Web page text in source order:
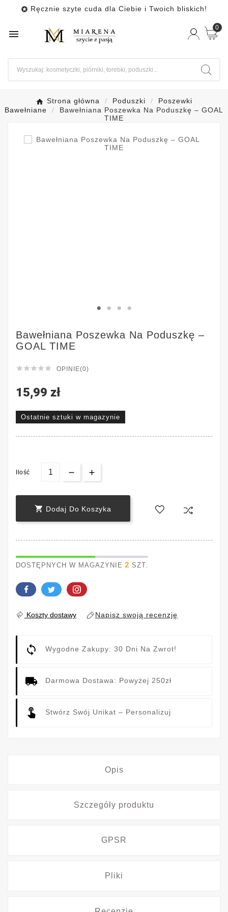
 Ręcznie szyte cuda dla Ciebie i Twoich bliskich!

0
Strona główna Poduszki
Poszewki
Bawełniane
Bawełniana Poszewka Na Poduszkę – GOAL
TIME
Bawełniana Poszewka Na Poduszkę –
GOAL TIME
     OPINIE(0)
15,99 zł
Ostatnie sztuki w magazynie
Ilość
 Dodaj Do Koszyka
DOSTĘPNYCH W MAGAZYNIE 2 SZT.
Koszty dostawy Napisz swoją recenzję
Wygodne Zakupy: 30 Dni Na Zwrot!
Darmowa Dostawa: Powyżej 250zł
Stwórz Swój Unikat – Personalizuj
Opis
Szczegóły produktu
GPSR
Pliki